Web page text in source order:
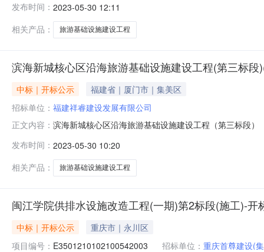
容开标情况记录表二开标情况记录表三签章打印滨海新
发布时间： 2023-05-30 12:11
相关产品：
旅游基础设施建设工程
滨海新城核心区沿海旅游基础设施建设工程(第三标段
中标｜开标公示
福建省｜厦门市｜集美区
招标单位： 福建祥睿建设发展有限公司
正文内容： 滨海新城核心区沿海旅游基础设施建设工程（第三标段
代码社会统一信用代码项目负责人姓名及其建造师注册
中的信用排序360福建祥睿建设发
发布时间： 2023-05-30 10:20
相关产品：
旅游基础设施建设工程
闽江学院供排水设施改造工程(一期)第2标段(施工)-开
中标｜开标公示
重庆市｜永川区
项目编号： E3501210102100542003 招标单位： 重庆首尊建设(